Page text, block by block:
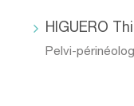
HIGUERO
Pelvi-